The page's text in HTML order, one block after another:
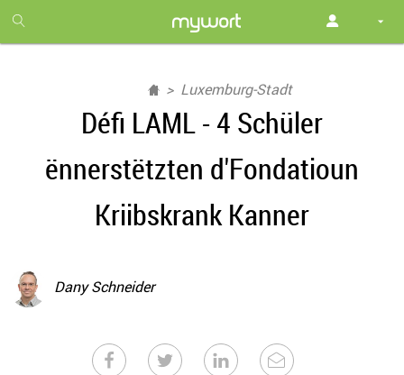
month
free
Luxemburg-Stadt
Défi LAML - 4 Schüler
ënnerstëtzten d'Fondatioun
Kriibskrank Kanner
Dany Schneider